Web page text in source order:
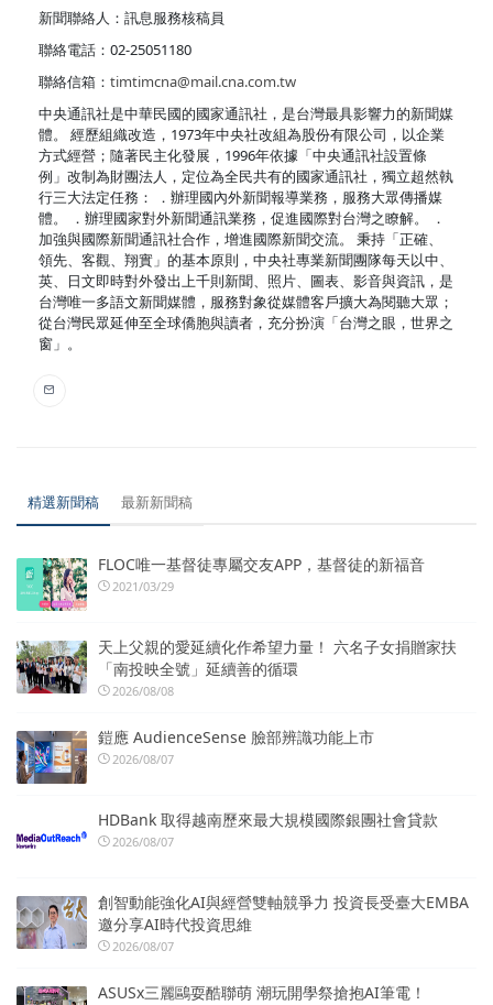
新聞聯絡人：訊息服務核稿員
聯絡電話：02-25051180
聯絡信箱： timtimcna@mail.cna.com.tw
中央通訊社是中華民國的國家通訊社，是台灣最具影響力的新聞媒
體。 經歷組織改造，1973年中央社改組為股份有限公司，以企業
方式經營；隨著民主化發展，1996年依據「中央通訊社設置條
例」改制為財團法人，定位為全民共有的國家通訊社，獨立超然執
行三大法定任務： ．辦理國內外新聞報導業務，服務大眾傳播媒
體。 ．辦理國家對外新聞通訊業務，促進國際對台灣之瞭解。 ．
加強與國際新聞通訊社合作，增進國際新聞交流。 秉持「正確、
領先、客觀、翔實」的基本原則，中央社專業新聞團隊每天以中、
英、日文即時對外發出上千則新聞、照片、圖表、影音與資訊，是
台灣唯一多語文新聞媒體，服務對象從媒體客戶擴大為閱聽大眾；
從台灣民眾延伸至全球僑胞與讀者，充分扮演「台灣之眼，世界之
窗」。
精選新聞稿 最新新聞稿
FLOC唯一基督徒專屬交友APP，基督徒的新福音
2021/03/29
天上父親的愛延續化作希望力量！ 六名子女捐贈家扶
「南投映全號」延續善的循環
2026/08/08
鎧應 AudienceSense 臉部辨識功能上市
2026/08/07
HDBank 取得越南歷來最大規模國際銀團社會貸款
2026/08/07
創智動能強化AI與經營雙軸競爭力 投資長受臺大EMBA
邀分享AI時代投資思維
2026/08/07
ASUSx三麗鷗耍酷聯萌 潮玩開學祭搶抱AI筆電！